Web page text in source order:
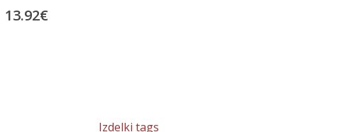
13.92€
Izdelki tags